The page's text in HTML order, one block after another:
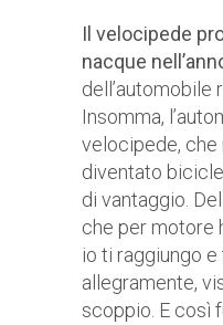
Il velocipede
nacque
dell’automobile
Insomma,
velocipede, che
diventato
di vantaggio.
che per motore
io ti raggiungo
allegramente,
scoppio. E così